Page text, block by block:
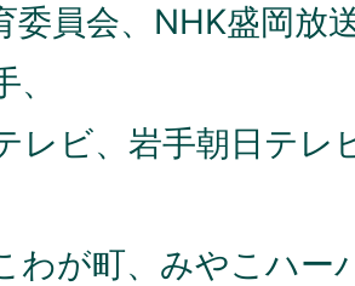
委員会、NHK盛岡放
レビ、岩手朝日テレ
わが町、みやこハー